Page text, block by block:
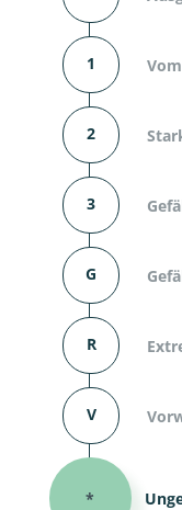
1
2
3
G
R
V
*